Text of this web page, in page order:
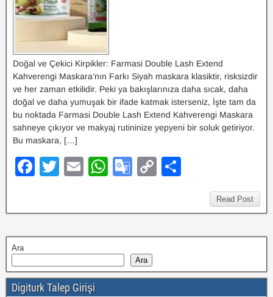
Doğal ve Çekici Kirpikler: Farmasi Double Lash Extend
Kahverengi Maskara’nın Farkı Siyah maskara klasiktir, risksizdir
ve her zaman etkilidir. Peki ya bakışlarınıza daha sıcak, daha
doğal ve daha yumuşak bir ifade katmak isterseniz, İşte tam da
bu noktada Farmasi Double Lash Extend Kahverengi Maskara
sahneye çıkıyor ve makyaj rutininize yepyeni bir soluk getiriyor.
Bu maskara, […]
F
b
o
o
T
E
W
A
p
p
G
e
Tr
a
C
Li
k
Read Post
Ara
Ara
Digiturk Talep Girişi